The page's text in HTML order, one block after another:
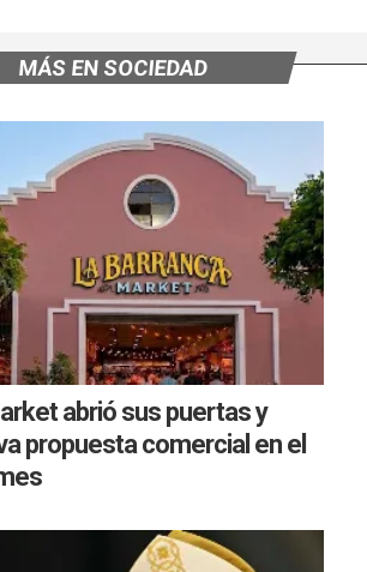
MÁS EN SOCIEDAD
abrió sus puertas y
propuesta comercial en el